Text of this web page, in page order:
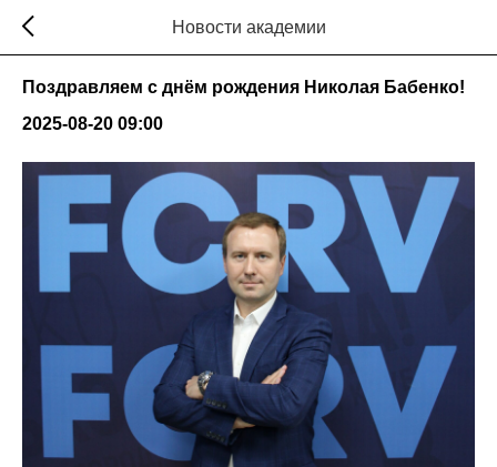
Новости академии
Поздравляем с днём рождения Николая Бабенко!
2025-08-20 09:00